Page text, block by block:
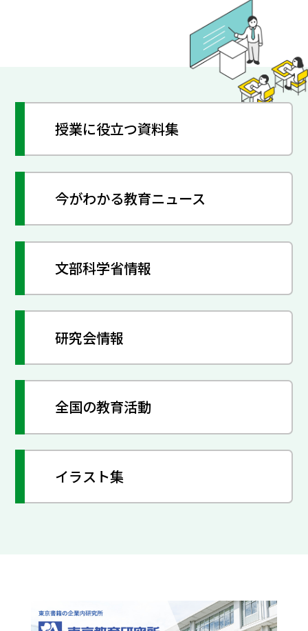
授業に役立つ資料集
今がわかる教育ニュース
文部科学省情報
研究会情報
全国の教育活動
イラスト集